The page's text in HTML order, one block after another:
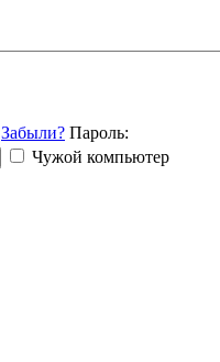
Забыли? Пароль:
Чужой компьютер